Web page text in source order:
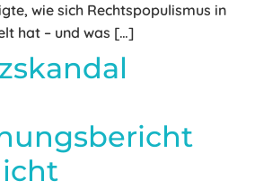
wie sich Rechtspopulismus in
hat – und was […]